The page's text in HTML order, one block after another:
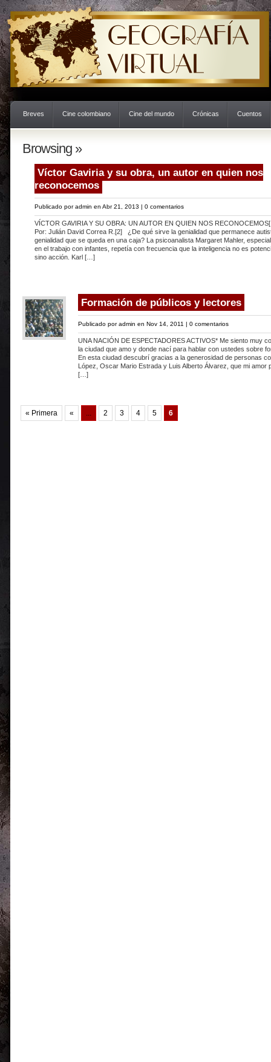
Breves Cine colombiano Cine del mundo Crónicas Cuentos
Browsing »
Víctor Gaviria y su obra, un autor en quien nos
reconocemos
Publicado poradmin en Abr 21, 2013 | 0 comentarios
VÍCTOR GAVIRIA Y SU OBRA: UN AUTOR EN QUIEN NOS
Por: Julián David Correa R.[2] ¿De qué sirve la genialidad que permanece
genialidad que se queda en una caja? La psicoanalista Margaret Mahler,
en el trabajo con infantes, repetía con frecuencia que la inteligencia no es
sino acción. Karl […]
Formación de públicos y lectores
Publicado poradmin en Nov 14, 2011 | 0 comentarios
UNA NACIÓN DE ESPECTADORES ACTIVOS* Me siento muy
la ciudad que amo y donde nací para hablar con ustedes sobre
En esta ciudad descubrí gracias a la generosidad de personas
López, Oscar Mario Estrada y Luis Alberto Álvarez, que mi amor
[…]
« Primera « ... 2 3 4 5 6